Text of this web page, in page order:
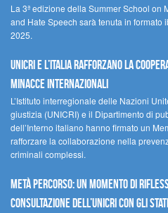
La 3ª edizione della Summer School on
and Hate Speech sarà tenuta in formato
2025.
UNICRI e l’Italia rafforzano la
minacce internazionali
L’Istituto interregionale delle Nazioni
giustizia (UNICRI) e il Dipartimento di
dell’Interno italiano hanno firmato un
rafforzare la collaborazione nella
criminali complessi.
Metà percorso: un momento di
Consultazione dell’UNICRI con gli